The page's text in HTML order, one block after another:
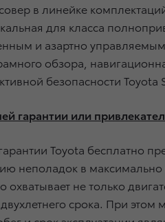
в линейке
для класса
и азартно
обзора,
безопасности
гарантии или
Toyota бесплатно
неполадок в
охватывает не только
срока. При